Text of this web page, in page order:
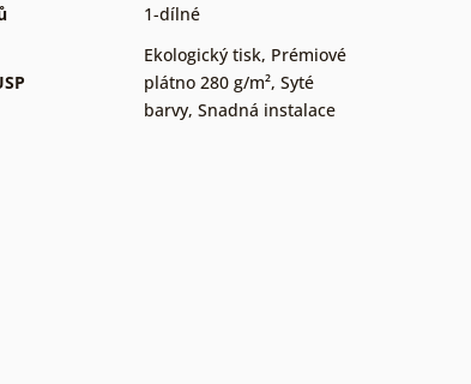
1-dílné
Ekologický tisk, Prémiové
plátno 280 g/m², Syté
barvy, Snadná instalace